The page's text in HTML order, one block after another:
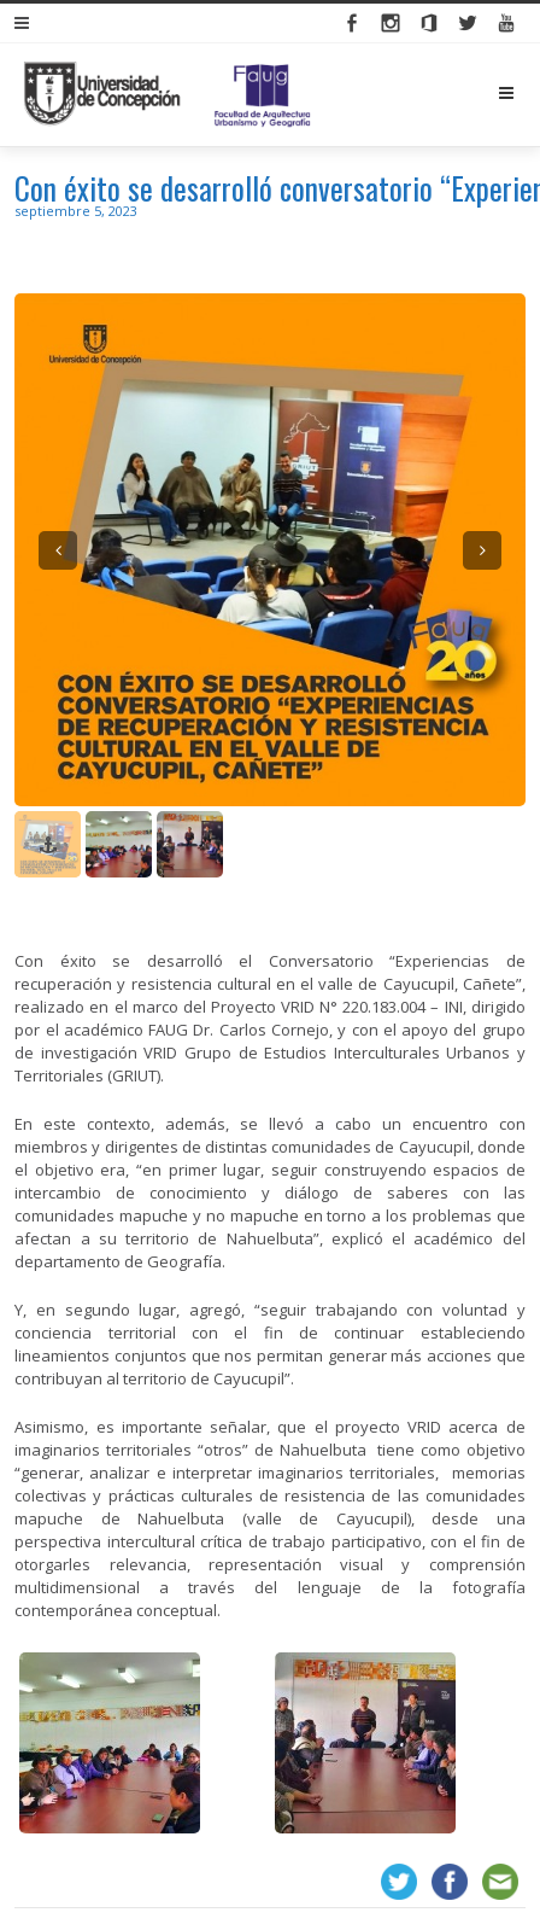
Con éxito se desarrolló conversatorio
septiembre 5, 2023
Con éxito se desarrolló el Conversatorio “Experiencias de
recuperación y resistencia cultural en el valle de Cayucupil, Cañete”,
realizado en el marco del Proyecto VRID N° 220.183.004 – INI, dirigido
por el académico FAUG Dr. Carlos Cornejo, y con el apoyo del grupo
de investigación VRID Grupo de Estudios Interculturales Urbanos y
Territoriales (GRIUT).
En este contexto, además, se llevó a cabo un encuentro con
miembros y dirigentes de distintas comunidades de Cayucupil, donde
el objetivo era, “en primer lugar, seguir construyendo espacios de
intercambio de conocimiento y diálogo de saberes con las
comunidades mapuche y no mapuche en torno a los problemas que
afectan a su territorio de Nahuelbuta”, explicó el académico del
departamento de Geografía.
Y, en segundo lugar, agregó, “seguir trabajando con voluntad y
conciencia territorial con el fin de continuar estableciendo
lineamientos conjuntos que nos permitan generar más acciones que
contribuyan al territorio de Cayucupil”.
Asimismo, es importante señalar, que el proyecto VRID acerca de
imaginarios territoriales “otros” de Nahuelbuta tiene como objetivo
“generar, analizar e interpretar imaginarios territoriales, memorias
colectivas y prácticas culturales de resistencia de las comunidades
mapuche de Nahuelbuta (valle de Cayucupil), desde una
perspectiva intercultural crítica de trabajo participativo, con el fin de
otorgarles relevancia, representación visual y comprensión
multidimensional a través del lenguaje de la fotografía
contemporánea conceptual.